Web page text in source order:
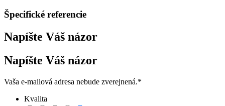
Špecifické referencie
Napíšte Váš názor
Napíšte Váš názor
Vaša e-mailová adresa nebude zverejnená.*
Kvalita